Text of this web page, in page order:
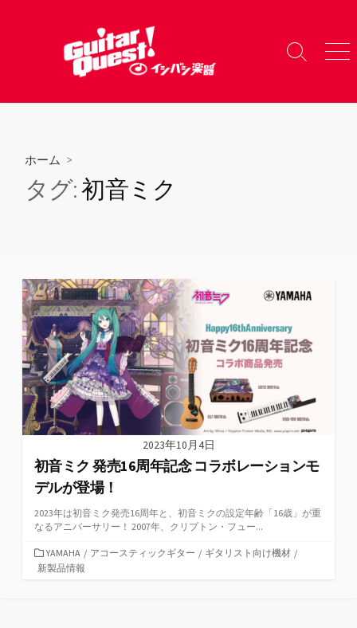
へ
検
り
メ
ー
ホーム >
タグ:初音ミク
2023年10月4日
初音ミク 発売16周年記念 コラボレーションモ
デルが登場！
2023年は初音ミク発売16周年と、初音ミクの設定年齢「16歳」が重
なるアニバーサリー！ 2007年、クリプトン・フュー...
カ
テ
YAMAHA / アコースティックギター / ギタリスト向け機材 /
新製品情報